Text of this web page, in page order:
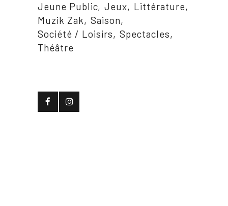
Jeune Public Jeux
Littérature
Muzik Zak
Saison
Société / Loisirs
Spectacles
Théâtre